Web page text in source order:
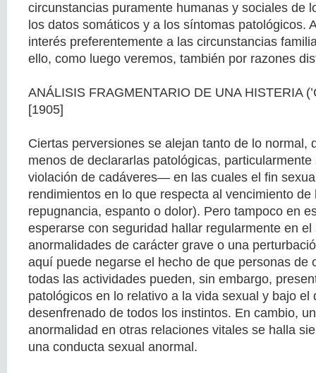
circunstancias puramente humanas y sociales de
los datos somáticos y a los síntomas patológicos.
interés preferentemente a las circunstancias
ello, como luego veremos, también por razones
ANÁLISIS FRAGMENTARIO DE UNA HISTERIA
[1905]
Ciertas perversiones se alejan tanto de lo normal,
menos de declararlas patológicas,
violación de cadáveres— en las cuales el fin
rendimientos en lo que respecta al vencimiento
repugnancia, espanto o dolor). Pero tampoco en
esperarse con seguridad hallar regularmente en el
anormalidades de carácter grave o una
aquí puede negarse el hecho de que personas de
todas las actividades pueden, sin embargo,
patológicos en lo relativo a la vida sexual y bajo el
desenfrenado de todos los instintos. En cambio,
anormalidad en otras relaciones vitales se halla
una conducta sexual anormal.